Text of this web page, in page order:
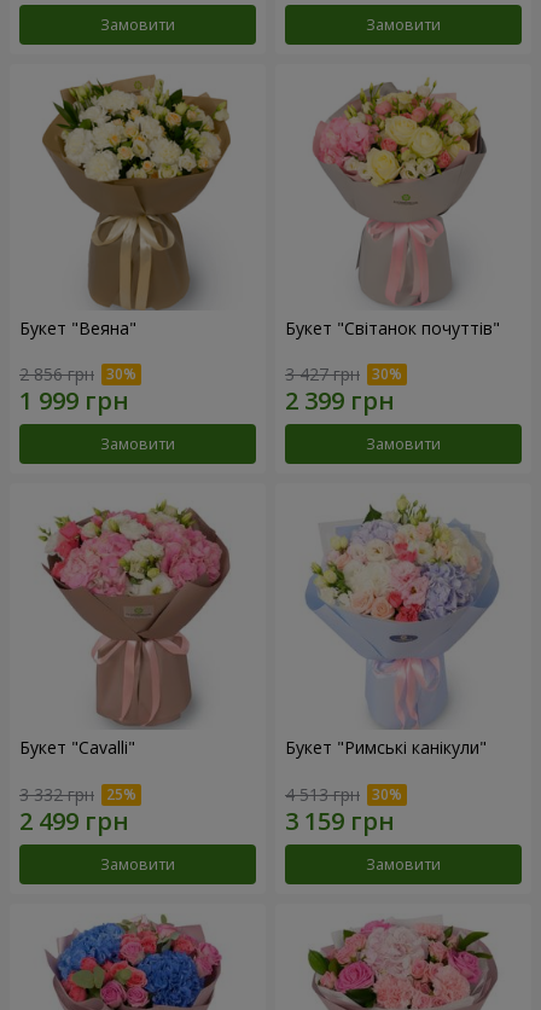
Замовити Замовити
Букет "Веяна"
2 856 грн
Замовити
Букет "Світанок почуттів"
3 427 грн
Замовити
Букет "Cаvalli"
3 332 грн
Замовити
Букет "Римські канікули"
4 513 грн
Замовити